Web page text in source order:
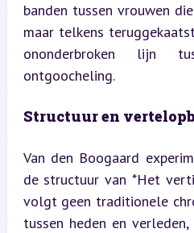
banden tussen vrouwen
maar telkens
ononderbroken lijn
ontgoocheling.
Structuur en
Van den Boogaard
de structuur van *Het
volgt geen traditionele
tussen heden en